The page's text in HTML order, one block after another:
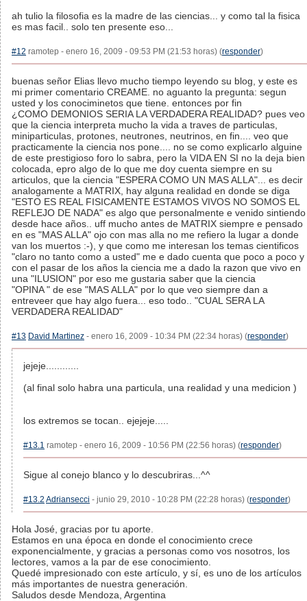
ah tulio la filosofia es la madre de las ciencias... y como tal la fisica
es mas facil.. solo ten presente eso...
#12 ramotep - enero 16, 2009 - 09:53 PM (21:53 horas) (responder)
buenas señor Elias llevo mucho tiempo leyendo su blog, y este es
mi primer comentario CREAME. no aguanto la pregunta: segun
usted y los conociminetos que tiene. entonces por fin
¿COMO DEMONIOS SERIA LA VERDADERA REALIDAD? pues veo
que la ciencia interpreta mucho la vida a traves de particulas,
miniparticulas, protones, neutrones, neutrinos, en fin.... veo que
practicamente la ciencia nos pone.... no se como explicarlo alguine
de este prestigioso foro lo sabra, pero la VIDA EN SI no la deja bien
colocada, epro algo de lo que me doy cuenta siempre en su
articulos, que la ciencia "ESPERA COMO UN MAS ALLA"... es decir
analogamente a MATRIX, hay alguna realidad en donde se diga
"ESTO ES REAL FISICAMENTE ESTAMOS VIVOS NO SOMOS EL
REFLEJO DE NADA" es algo que personalmente e venido sintiendo
desde hace años.. uff mucho antes de MATRIX siempre e pensado
en es "MAS ALLA" ojo con mas alla no me refiero la lugar a donde
van los muertos :-), y que como me interesan los temas cientificos
"claro no tanto como a usted" me e dado cuenta que poco a poco y
con el pasar de los años la ciencia me a dado la razon que vivo en
una "ILUSION" por eso me gustaria saber que la ciencia
"OPINA " de ese "MAS ALLA" por lo que veo siempre dan a
entreveer que hay algo fuera... eso todo.. "CUAL SERA LA
VERDADERA REALIDAD"
#13 David Martinez - enero 16, 2009 - 10:34 PM (22:34 horas) (responder)
jejeje............
(al final solo habra una particula, una realidad y una medicion )
los extremos se tocan.. ejejeje.....
#13.1 ramotep - enero 16, 2009 - 10:56 PM (22:56 horas) (responder)
Sigue al conejo blanco y lo descubriras...^^
#13.2 Adriansecci - junio 29, 2010 - 10:28 PM (22:28 horas) (responder)
Hola José, gracias por tu aporte.
Estamos en una época en donde el conocimiento crece
exponencialmente, y gracias a personas como vos nosotros, los
lectores, vamos a la par de ese conocimiento.
Quedé impresionado con este artículo, y sí, es uno de los artículos
más importantes de nuestra generación.
Saludos desde Mendoza, Argentina